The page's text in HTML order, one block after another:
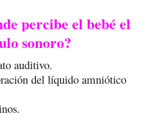
percibe el bebé el
sonoro?
auditivo.
del líquido amniótico